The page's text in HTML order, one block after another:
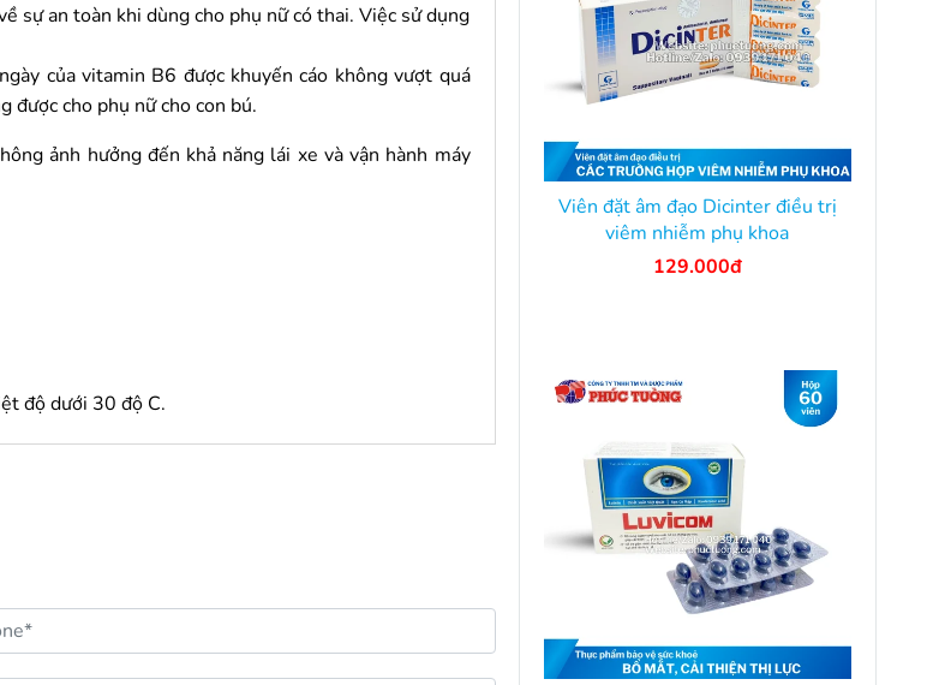
sự an toàn khi dùng cho phụ nữ có thai. Việc sử dụng
của vitamin B6 được khuyến cáo không vượt quá
được cho phụ nữ cho con bú.
ảnh hưởng đến khả năng lái xe và vận hành máy
độ dưới 30 độ C.
Viên đặt âm đạo Dicinter điều trị
viêm nhiễm phụ khoa
129.000đ